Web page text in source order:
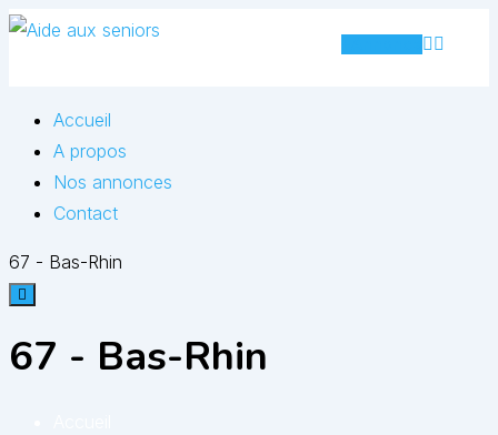
Skip
Accueil
A propos
Nos annonces
Contact
67 - Bas-Rhin
67 - Bas-Rhin